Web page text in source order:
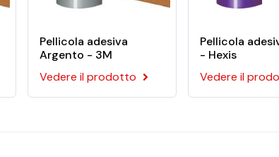
Pellicola adesiva
Argento - 3M
Vedere il prodotto
Pellicola
- Hexis
Vedere il